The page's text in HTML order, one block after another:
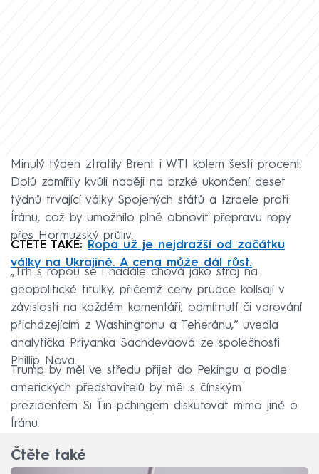
Minulý týden ztratily Brent i WTI kolem šesti procent.
Dolů zamířily kvůli naději na brzké ukončení deset
týdnů trvající války Spojených států a Izraele proti
Íránu, což by umožnilo plně obnovit přepravu ropy
přes Hormuzský průliv.
ČTĚTE TAKÉ: Ropa už je nejdražší od začátku
války na Ukrajině. A cena může dál růst.
„Trh s ropou se i nadále chová jako stroj na
geopolitické titulky, přičemž ceny prudce kolísají v
závislosti na každém komentáři, odmítnutí či varování
přicházejícím z Washingtonu a Teheránu,“ uvedla
analytička Priyanka Sachdevaová ze společnosti
Phillip Nova.
Trump by měl ve středu přijet do Pekingu a podle
amerických představitelů by měl s čínským
prezidentem Si Ťin-pchingem diskutovat mimo jiné o
Íránu.
Čtěte také